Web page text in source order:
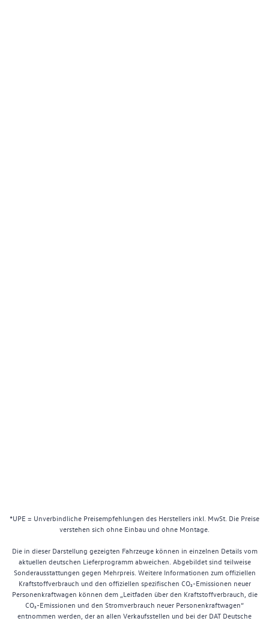
*UPE = Unverbindliche Preisempfehlungen des Herstellers inkl. MwSt. Die Preise
verstehen sich ohne Einbau und ohne Montage.
Die in dieser Darstellung gezeigten Fahrzeuge können in einzelnen Details vom
aktuellen deutschen Lieferprogramm abweichen. Abgebildet sind teilweise
Sonderausstattungen gegen Mehrpreis. Weitere Informationen zum offiziellen
Kraftstoffverbrauch und den offiziellen spezifischen CO₂-Emissionen neuer
Personenkraftwagen können dem „Leitfaden über den Kraftstoffverbrauch, die
CO₂-Emissionen und den Stromverbrauch neuer Personenkraftwagen“
entnommen werden, der an allen Verkaufsstellen und bei der DAT Deutsche